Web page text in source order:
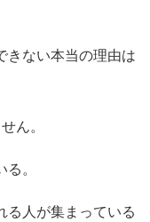
きない本当の理由は
ん。
。
る人が集まっている